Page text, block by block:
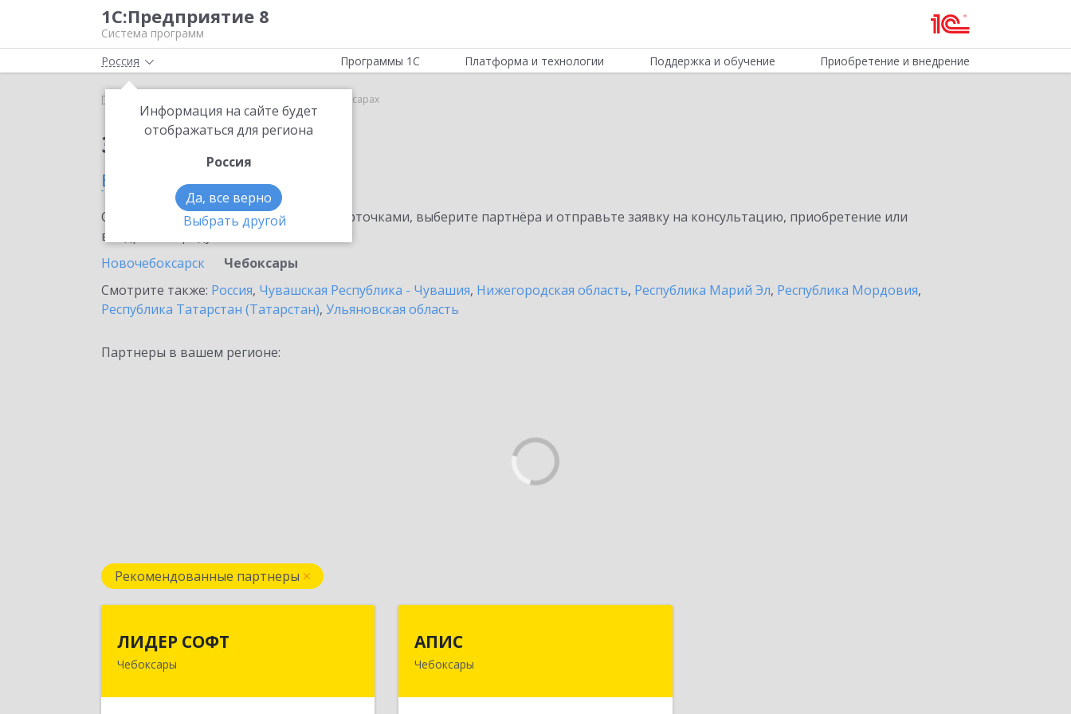
1С:Предприятие 8
Система программ
Россия
Информация на сайте будет
отображаться для региона
Россия
Да, все верно
Выбрать другой
Программы 1С Платформа и технологии Поддержка и обучение Приобретение и внедрение
Главная mag1c в Чебоксарах
Заказать mag1c
в Чебоксарах
Ознакомьтесь с информационными карточками, выберите партнёра и отправьте заявку на консультацию, приобретение или
внедрение продукта.
Новочебоксарск
Чебоксары
Смотрите также: Россия, Чувашская Республика - Чувашия, Нижегородская область, Республика Марий Эл, Республика Мордовия,
Республика Татарстан (Татарстан), Ульяновская область
Партнеры в вашем регионе:
Рекомендованные партнеры
ЛИДЕР СОФТ
Чебоксары428018, Чувашская Республика -
АПИС
Чебоксары428001, Чувашская Республика -